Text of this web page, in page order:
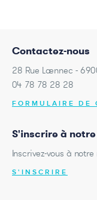
Contactez-nous
28 Rue Laennec -
04 78 78 28 28
FORMULAIRE DE
S'inscrire à
Inscrivez-vous à
S'INSCRIRE